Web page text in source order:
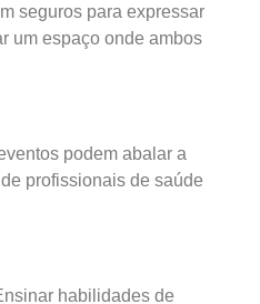
seguros para expressar
um espaço onde ambos
podem abalar a
profissionais de saúde
habilidades de